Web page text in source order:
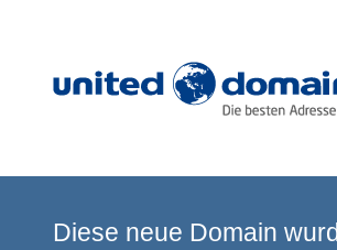
Diese neue Domain